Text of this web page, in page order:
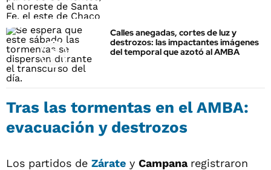
Calles anegadas, cortes de luz y
destrozos: las impactantes imágenes
del temporal que azotó al AMBA
Tras las tormentas en el AMBA:
evacuación y destrozos
Los partidos de Zárate y Campana registraron